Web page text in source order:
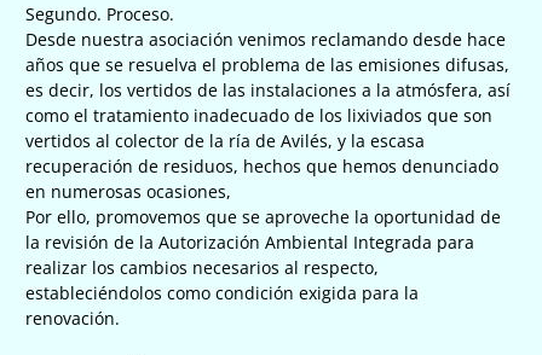
Segundo. Proceso.
Desde nuestra asociación venimos reclamando desde hace
años que se resuelva el problema de las emisiones difusas,
es decir, los vertidos de las instalaciones a la atmósfera, así
como el tratamiento inadecuado de los lixiviados que son
vertidos al colector de la ría de Avilés, y la escasa
recuperación de residuos, hechos que hemos denunciado
en numerosas ocasiones,
Por ello, promovemos que se aproveche la oportunidad de
la revisión de la Autorización Ambiental Integrada para
realizar los cambios necesarios al respecto,
estableciéndolos como condición exigida para la
renovación.